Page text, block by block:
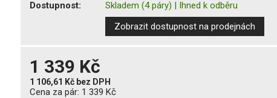
Dostupnost: Skladem (4 páry) | Ihned k odběru
Zobrazit dostupnost na prodejnách
1 339 Kč
1 106,61 Kč bez DPH
Cena za pár: 1 339 Kč